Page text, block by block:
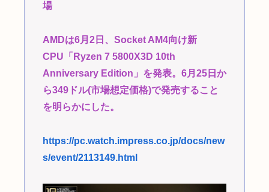
場
AMDは6月2日、Socket AM4向け新
CPU「Ryzen 7 5800X3D 10th
Anniversary Edition」を発表。6月25日か
ら349ドル(市場想定価格)で発売すること
を明らかにした。
https://pc.watch.impress.co.jp/docs/new
s/event/2113149.html